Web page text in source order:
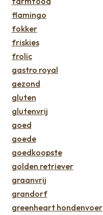
flamingo
fokker
friskies
frolic
gastro royal
gezond
gluten
glutenvrij
goed
goede
goedkoopste
golden retriever
graanvrij
grandorf
greenheart hondenvoer